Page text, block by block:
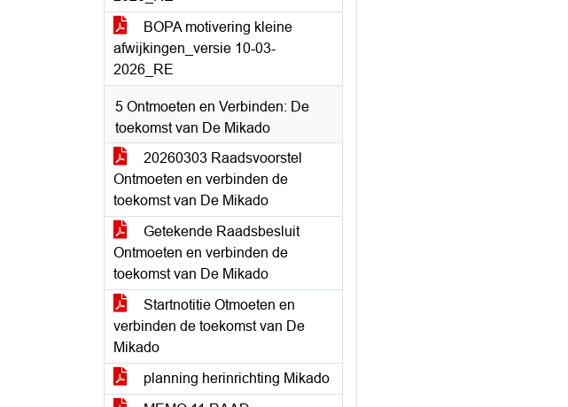
BOPA motivering kleine
afwijkingen_versie 10-03-
2026_RE
5 Ontmoeten en Verbinden: De
toekomst van De Mikado
20260303 Raadsvoorstel
Ontmoeten en verbinden de
toekomst van De Mikado
Getekende Raadsbesluit
Ontmoeten en verbinden de
toekomst van De Mikado
Startnotitie Otmoeten en
verbinden de toekomst van De
Mikado
planning herinrichting Mikado